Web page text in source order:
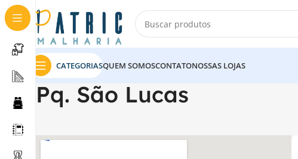
CATEGORIASQUEM SOMOSCONTATONOSSAS LOJAS
Pq. São Lucas